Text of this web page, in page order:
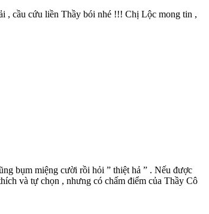
, cầu cứu liền Thầy bói nhé !!! Chị Lộc mong tin ,
bụm miệng cười rồi hỏi ” thiệt hả ” . Nếu được
và tự chọn , nhưng có chấm điểm của Thầy Cô